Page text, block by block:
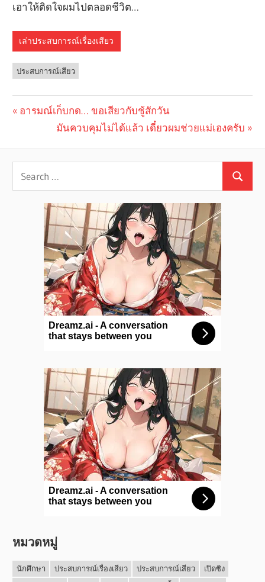
เอาให้ติดใจผมไปตลอดชีวิต…
เล่าประสบการณ์เรื่องเสียว
ประสบการณ์เสียว
navigation
Previous
อารมณ์เก็บกด… ขอเสียวกับชู้สักวัน
Next
มันควบคุมไม่ได้แล้ว เดี๋ยวผมช่วยแม่เองครับ
หมวดหมู่
นักศึกษา ประสบการณ์เรื่องเสียว ประสบการณ์เสียว
เปิดซิง